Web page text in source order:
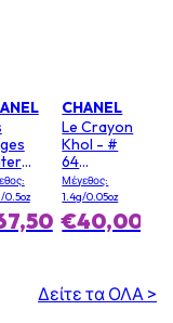
- #
0.5oz
CHANEL
Le Crayon
Khol - #
64
Γραφίτης
Μέγεθος:
1.4g/0.05oz
€40,00
Δείτε τα ΟΛΑ >